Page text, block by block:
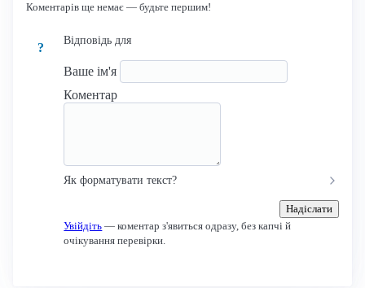
Коментарів ще немає — будьте першим!
?
Відповідь для
Ваше ім'я
Коментар
Як форматувати текст?
Надіслати
Увійдіть — коментар з'явиться одразу, без капчі й
очікування перевірки.